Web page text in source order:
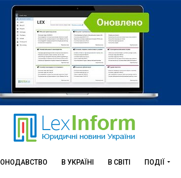
В УКРАЇНІ В СВІТІ ПОДІЇ